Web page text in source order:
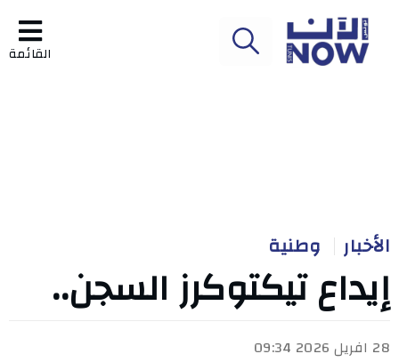
القائمة
الأخبار وطنية
إيداع تيكتوكرز السجن..
28 افريل 2026 09:34